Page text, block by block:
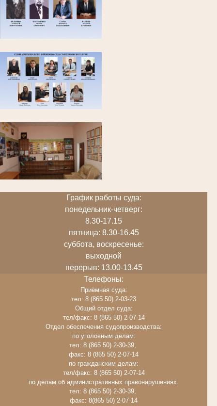
График работы суда:
понедельник-четверг:
8.30-17.15
пятница: 8.30-16.45
суббота, воскресенье:
выходной
перерыв: 13.00-13.45
Телефоны:
Приёмная суда:
тел: 8 (865 50) 2-03-23
Общий отдел суда:
тел/факс: 8 (865 50) 2-07-14
Отдел обеспечения судопроизводства:
по уголовным делам:
тел: 8 (865 50) 2-30-39,
факс: 8 (865 50) 2-07-14
по гражданским делам:
тел/факс: 8 (865 50) 2-07-14
по делам об административных правонарушениях:
тел: 8 (865 50) 2-30-39,
факс: 8(865 50) 2-07-14